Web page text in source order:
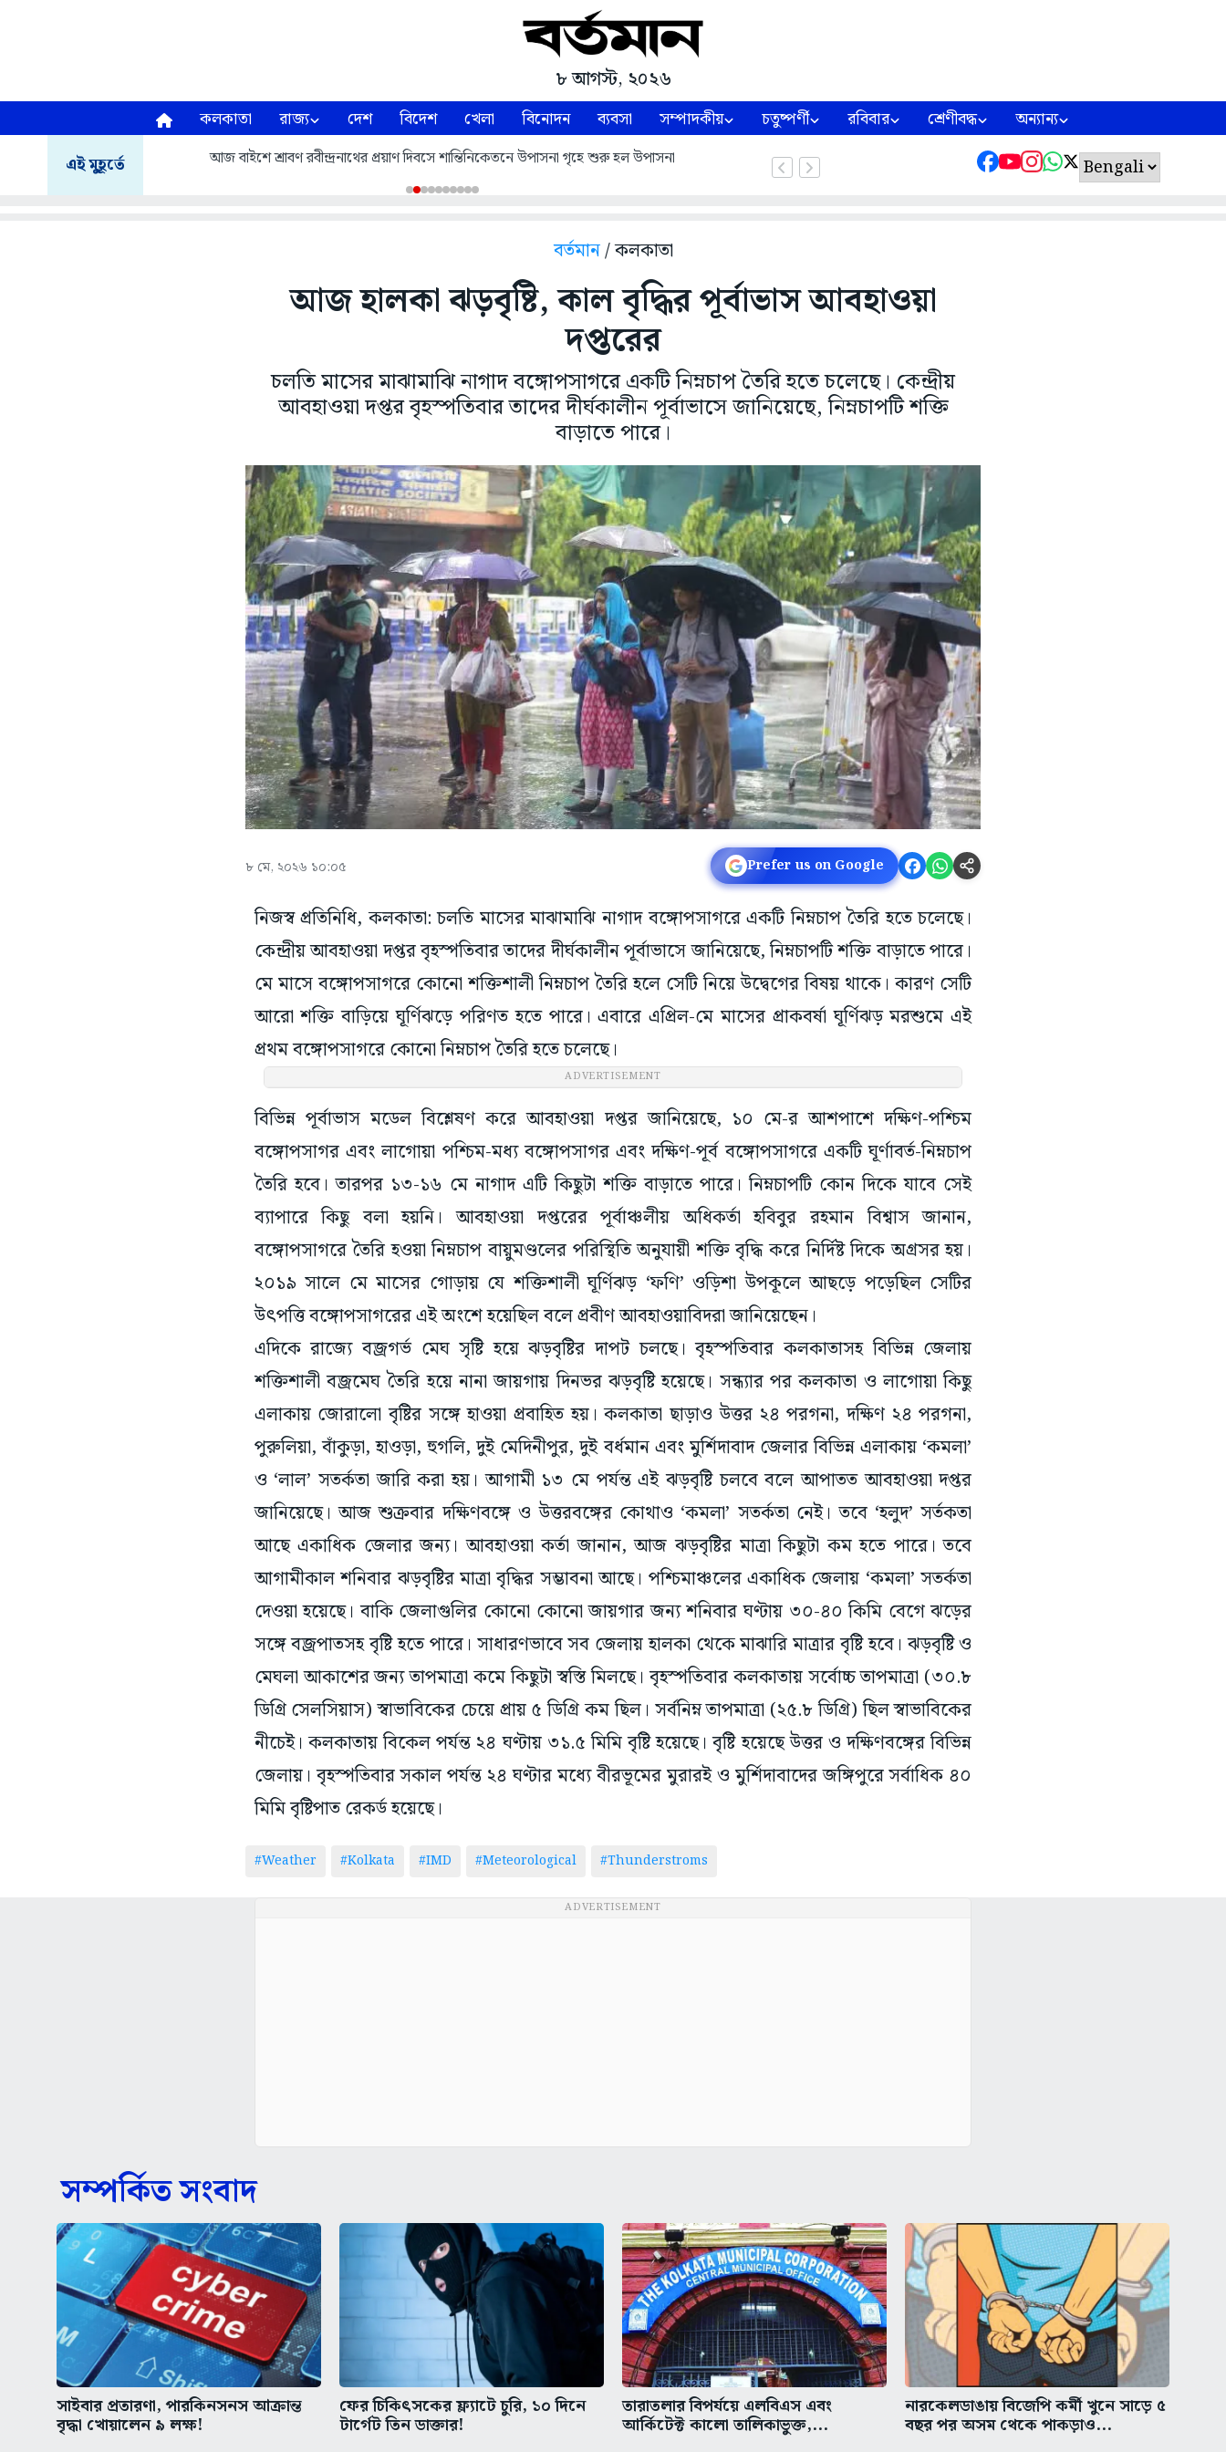
৮ আগস্ট, ২০২৬
কলকাতা রাজ্য দেশ বিদেশ খেলা বিনোদন ব্যবসা সম্পাদকীয় চতুষ্পর্ণী রবিবার শ্রেণীবদ্ধ অন্যান্য
এই মুহূর্তে আজ বাইশে শ্রাবণ রবীন্দ্রনাথের প্রয়াণ দিবসে শান্তিনিকেতনে উপাসনা গৃহে শুরু হল উপাসনা
বর্তমান/ কলকাতা
আজ হালকা ঝড়বৃষ্টি, কাল বৃদ্ধির পূর্বাভাস আবহাওয়া
দপ্তরের
চলতি মাসের মাঝামাঝি নাগাদ বঙ্গোপসাগরে একটি নিম্নচাপ তৈরি হতে চলেছে। কেন্দ্রীয়
আবহাওয়া দপ্তর বৃহস্পতিবার তাদের দীর্ঘকালীন পূর্বাভাসে জানিয়েছে, নিম্নচাপটি শক্তি
বাড়াতে পারে।
৮ মে, ২০২৬ ১০:০৫ Prefer us on Google
নিজস্ব প্রতিনিধি, কলকাতা: চলতি মাসের মাঝামাঝি নাগাদ বঙ্গোপসাগরে একটি নিম্নচাপ তৈরি হতে চলেছে।
কেন্দ্রীয় আবহাওয়া দপ্তর বৃহস্পতিবার তাদের দীর্ঘকালীন পূর্বাভাসে জানিয়েছে, নিম্নচাপটি শক্তি বাড়াতে পারে।
মে মাসে বঙ্গোপসাগরে কোনো শক্তিশালী নিম্নচাপ তৈরি হলে সেটি নিয়ে উদ্বেগের বিষয় থাকে। কারণ সেটি
আরো শক্তি বাড়িয়ে ঘূর্ণিঝড়ে পরিণত হতে পারে। এবারে এপ্রিল-মে মাসের প্রাকবর্ষা ঘূর্ণিঝড় মরশুমে এই
প্রথম বঙ্গোপসাগরে কোনো নিম্নচাপ তৈরি হতে চলেছে।
বিভিন্ন পূর্বাভাস মডেল বিশ্লেষণ করে আবহাওয়া দপ্তর জানিয়েছে, ১০ মে-র আশপাশে দক্ষিণ-পশ্চিম
বঙ্গোপসাগর এবং লাগোয়া পশ্চিম-মধ্য বঙ্গোপসাগর এবং দক্ষিণ-পূর্ব বঙ্গোপসাগরে একটি ঘূর্ণাবর্ত-নিম্নচাপ
তৈরি হবে। তারপর ১৩-১৬ মে নাগাদ এটি কিছুটা শক্তি বাড়াতে পারে। নিম্নচাপটি কোন দিকে যাবে সেই
ব্যাপারে কিছু বলা হয়নি। আবহাওয়া দপ্তরের পূর্বাঞ্চলীয় অধিকর্তা হবিবুর রহমান বিশ্বাস জানান,
বঙ্গোপসাগরে তৈরি হওয়া নিম্নচাপ বায়ুমণ্ডলের পরিস্থিতি অনুযায়ী শক্তি বৃদ্ধি করে নির্দিষ্ট দিকে অগ্রসর হয়।
২০১৯ সালে মে মাসের গোড়ায় যে শক্তিশালী ঘূর্ণিঝড় ‘ফণি’ ওড়িশা উপকূলে আছড়ে পড়েছিল সেটির
উৎপত্তি বঙ্গোপসাগরের এই অংশে হয়েছিল বলে প্রবীণ আবহাওয়াবিদরা জানিয়েছেন।
এদিকে রাজ্যে বজ্রগর্ভ মেঘ সৃষ্টি হয়ে ঝড়বৃষ্টির দাপট চলছে। বৃহস্পতিবার কলকাতাসহ বিভিন্ন জেলায়
শক্তিশালী বজ্রমেঘ তৈরি হয়ে নানা জায়গায় দিনভর ঝড়বৃষ্টি হয়েছে। সন্ধ্যার পর কলকাতা ও লাগোয়া কিছু
এলাকায় জোরালো বৃষ্টির সঙ্গে হাওয়া প্রবাহিত হয়। কলকাতা ছাড়াও উত্তর ২৪ পরগনা, দক্ষিণ ২৪ পরগনা,
পুরুলিয়া, বাঁকুড়া, হাওড়া, হুগলি, দুই মেদিনীপুর, দুই বর্ধমান এবং মুর্শিদাবাদ জেলার বিভিন্ন এলাকায় ‘কমলা’
ও ‘লাল’ সতর্কতা জারি করা হয়। আগামী ১৩ মে পর্যন্ত এই ঝড়বৃষ্টি চলবে বলে আপাতত আবহাওয়া দপ্তর
জানিয়েছে। আজ শুক্রবার দক্ষিণবঙ্গে ও উত্তরবঙ্গের কোথাও ‘কমলা’ সতর্কতা নেই। তবে ‘হলুদ’ সর্তকতা
আছে একাধিক জেলার জন্য। আবহাওয়া কর্তা জানান, আজ ঝড়বৃষ্টির মাত্রা কিছুটা কম হতে পারে। তবে
আগামীকাল শনিবার ঝড়বৃষ্টির মাত্রা বৃদ্ধির সম্ভাবনা আছে। পশ্চিমাঞ্চলের একাধিক জেলায় ‘কমলা’ সতর্কতা
দেওয়া হয়েছে। বাকি জেলাগুলির কোনো কোনো জায়গার জন্য শনিবার ঘণ্টায় ৩০-৪০ কিমি বেগে ঝড়ের
সঙ্গে বজ্রপাতসহ বৃষ্টি হতে পারে। সাধারণভাবে সব জেলায় হালকা থেকে মাঝারি মাত্রার বৃষ্টি হবে। ঝড়বৃষ্টি ও
মেঘলা আকাশের জন্য তাপমাত্রা কমে কিছুটা স্বস্তি মিলছে। বৃহস্পতিবার কলকাতায় সর্বোচ্চ তাপমাত্রা (৩০.৮
ডিগ্রি সেলসিয়াস) স্বাভাবিকের চেয়ে প্রায় ৫ ডিগ্রি কম ছিল। সর্বনিম্ন তাপমাত্রা (২৫.৮ ডিগ্রি) ছিল স্বাভাবিকের
নীচেই। কলকাতায় বিকেল পর্যন্ত ২৪ ঘণ্টায় ৩১.৫ মিমি বৃষ্টি হয়েছে। বৃষ্টি হয়েছে উত্তর ও দক্ষিণবঙ্গের বিভিন্ন
জেলায়। বৃহস্পতিবার সকাল পর্যন্ত ২৪ ঘণ্টার মধ্যে বীরভূমের মুরারই ও মুর্শিদাবাদের জঙ্গিপুরে সর্বাধিক ৪০
মিমি বৃষ্টিপাত রেকর্ড হয়েছে।
#Weather
সাইবার প্রতারণা, পারকিনসনস আক্রান্ত
বৃদ্ধা খোয়ালেন ৯ লক্ষ!
ফের চিকিৎসকের ফ্ল্যাটে চুরি, ১০ দিনে
টার্গেট তিন ডাক্তার!
তারাতলার বিপর্যয়ে এলবিএস এবং
আর্কিটেক্ট কালো তালিকাভুক্ত,...
নারকেলডাঙায় বিজেপি কর্মী খুনে সাড়ে ৫
বছর পর অসম থেকে পাকড়াও...